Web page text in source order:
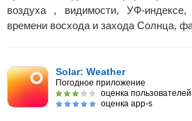
воздуха , видимости, УФ-
времени восхода и захода Солнца,
Solar: Weather
Погодное приложение
оценка пользователей
оценка app-s